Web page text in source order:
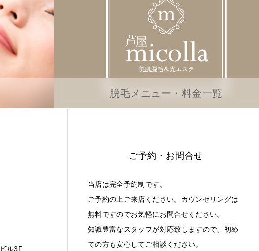
脱毛メニュー・料金一覧
ル3F
ご予約・お問合せ
当店は完全予約制です。
ご予約の上ご来店ください。カウンセリングは
無料ですのでお気軽にお問合せください。
知識豊富なスタッフが対応致しますので、初め
ての方も安心してご相談ください。